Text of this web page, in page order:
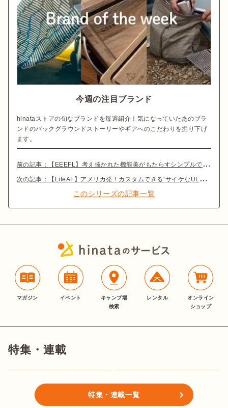
今週の注目ブランド
hinataストアの旬なブランドを毎週紹介！気になっていたあのブラ
ンドのバックグラウンドストーリーやギアへのこだわりを掘り下げ
ます。
前の記事： 【EEEFL】考え抜かれた機能美がもたらすシンプルで心地良い余白
次の記事： 【LiteAF】アメリカ発！カスタムできる“サイケなULバックパック”が人気上昇中
このシリーズの記事一覧
マガジン イベント
キャンプ場
検索
レンタル
オンライン
ショップ
特集・連載
特集・連載一覧